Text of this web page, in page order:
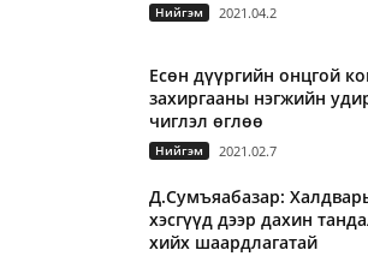
Нийгэм 2021.04.2
Есөн дүүргийн онцгой
захиргааны нэгжийн
чиглэл өглөө
Нийгэм 2021.02.7
Д.Сумъяабазар:
хэсгүүд дээр дахин
хийх шаардлагатай